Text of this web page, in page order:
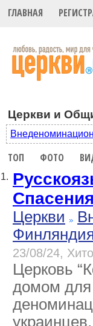
ГЛАВНАЯ
Церкви и
ТОП ФОТО
1.
Церкви
23/08/24,
Церковь
домом для